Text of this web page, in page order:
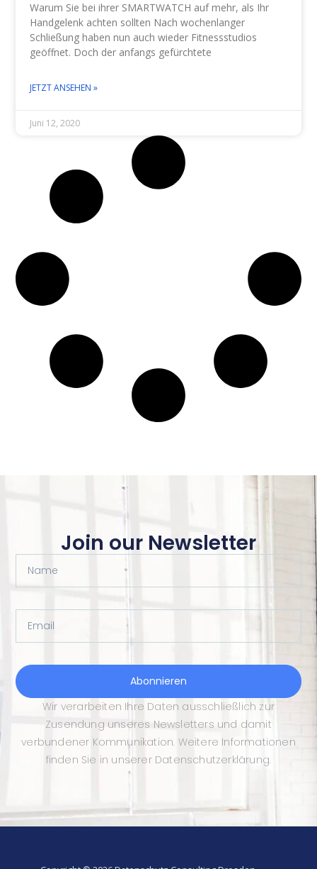
Warum Sie bei ihrer SMARTWATCH auf mehr, als Ihr
Handgelenk achten sollten Nach wochenlanger
Schließung haben nun auch wieder Fitnessstudios
geöffnet. Doch der anfangs gefürchtete
JETZT ANSEHEN »
Juni 12, 2020
Join our Newsletter
Abonnieren
Wir verarbeiten Ihre Daten ausschließlich zur
Zusendung unseres Newsletters und damit
verbundener Kommunikation. Weitere Informationen
finden Sie in unserer Datenschutzerklärung.